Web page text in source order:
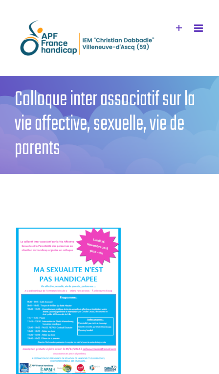
contenu
Colloque inter associatif sur la
vie affective, sexuelle, vie de
parents